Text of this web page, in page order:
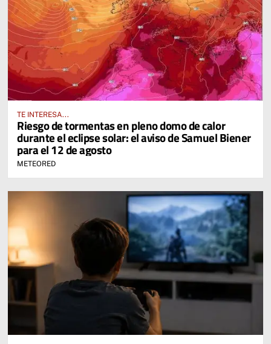
TE INTERESA...
Riesgo de tormentas en pleno domo de calor
durante el eclipse solar: el aviso de Samuel Biener
para el 12 de agosto
METEORED